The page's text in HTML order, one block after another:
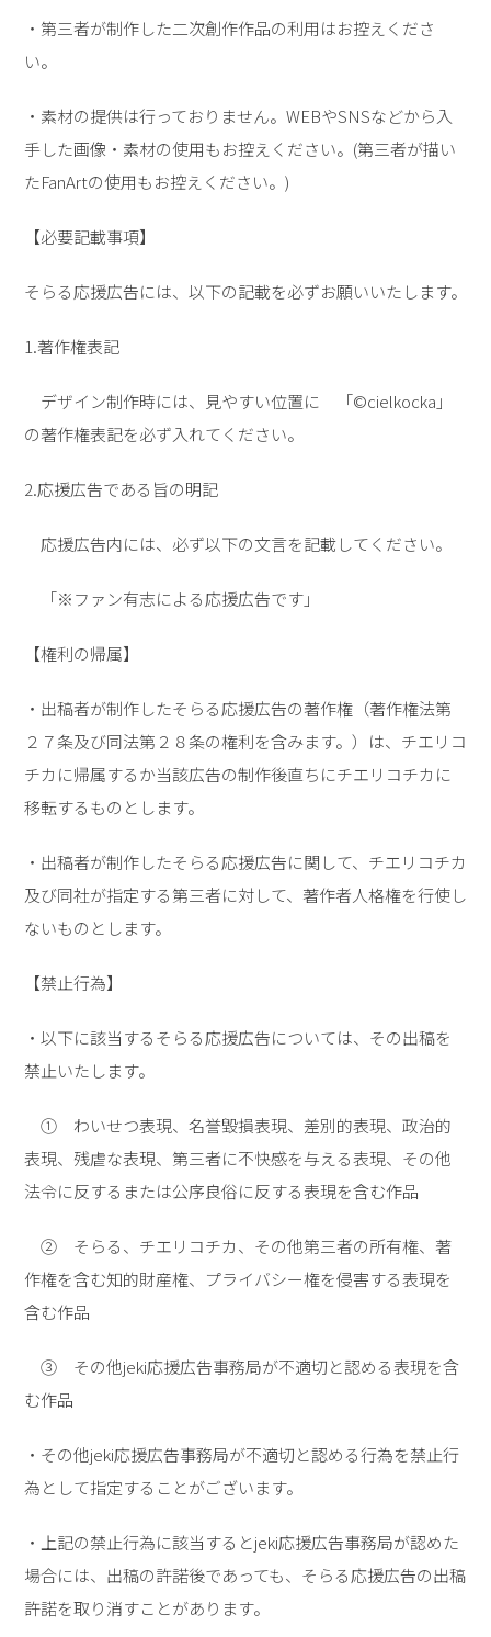
・第三者が制作した二次創作作品の利用はお控えくださ
い。
・素材の提供は行っておりません。WEBやSNSなどから入
手した画像・素材の使用もお控えください。(第三者が描い
たFanArtの使用もお控えください。)
【必要記載事項】
そらる応援広告には、以下の記載を必ずお願いいたします。
1.著作権表記
デザイン制作時には、見やすい位置に 「©cielkocka」
の著作権表記を必ず入れてください。
2.応援広告である旨の明記
応援広告内には、必ず以下の文言を記載してください。
「※ファン有志による応援広告です」
【権利の帰属】
・出稿者が制作したそらる応援広告の著作権（著作権法第
２７条及び同法第２８条の権利を含みます。）は、チエリコ
チカに帰属するか当該広告の制作後直ちにチエリコチカに
移転するものとします。
・出稿者が制作したそらる応援広告に関して、チエリコチカ
及び同社が指定する第三者に対して、著作者人格権を行使し
ないものとします。
【禁止行為】
・以下に該当するそらる応援広告については、その出稿を
禁止いたします。
① わいせつ表現、名誉毀損表現、差別的表現、政治的
表現、残虐な表現、第三者に不快感を与える表現、その他
法令に反するまたは公序良俗に反する表現を含む作品
➁ そらる、チエリコチカ、その他第三者の所有権、著
作権を含む知的財産権、プライバシー権を侵害する表現を
含む作品
③ その他jeki応援広告事務局が不適切と認める表現を含
む作品
・その他jeki応援広告事務局が不適切と認める行為を禁止行
為として指定することがございます。
・上記の禁止行為に該当するとjeki応援広告事務局が認めた
場合には、出稿の許諾後であっても、そらる応援広告の出稿
許諾を取り消すことがあります。